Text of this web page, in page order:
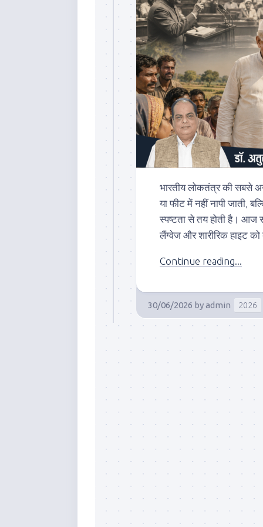
भारतीय लोकतंत्र की सबसे
या फीट में नहीं नापी जाती,
स्पष्टता से तय होती है। आज
लैंग्वेज और शारीरिक हाइट को
Continue reading...
30/06/2026 byadmin 2026